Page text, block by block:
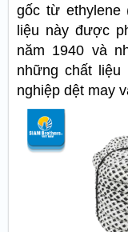
gốc từ ethylene
liệu này được
năm 1940 và
những chất liệu
nghiệp dệt may